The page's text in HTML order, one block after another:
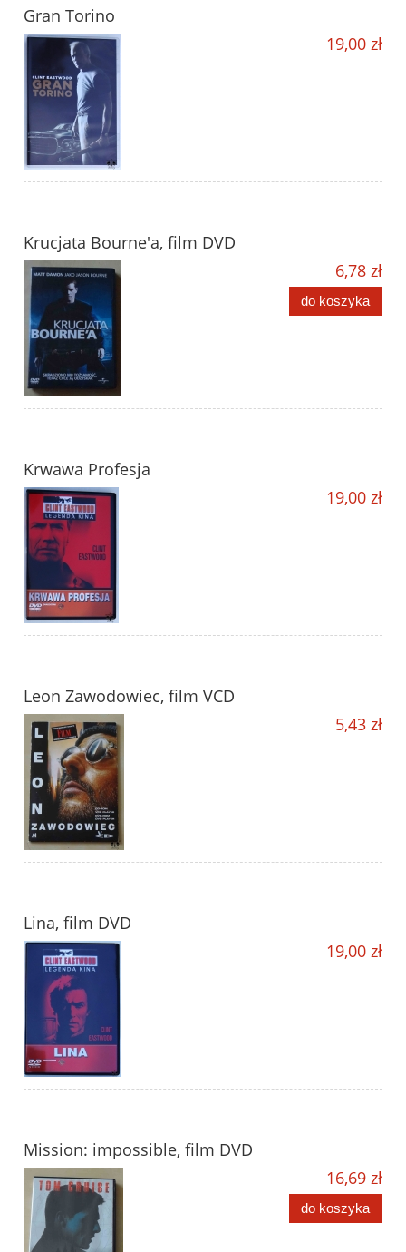
Gran Torino
19,00 zł
Krucjata Bourne'a, film DVD
6,78 zł
do koszyka
Krwawa Profesja
19,00 zł
Leon Zawodowiec, film VCD
5,43 zł
Lina, film DVD
19,00 zł
Mission: impossible, film DVD
16,69 zł
do koszyka